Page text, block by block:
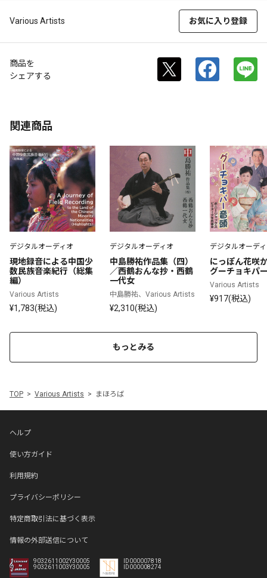
Various Artists お気に入り登録
商品を
シェアする
関連商品
デジタルオーディオ
現地録音による中国少
数民族音楽紀行（総集
編）
Various Artists
¥1,783(税込)
デジタルオーディオ
中島勝祐作品集（四）
／西鶴おんな抄・西鶴
一代女
中島勝祐、Various Artists
¥2,310(税込)
デジタルオーデ
にっぽん花咲
グーチョキパ
Various Artists
¥917(税込)
もっとみる
TOP Various Artists まほろば
ヘルプ
使い方ガイド
利用規約
プライバシーポリシー
特定商取引法に基づく表示
情報の外部送信について
9032611002Y30005
9032611003Y30005
ID000007818
ID000008274